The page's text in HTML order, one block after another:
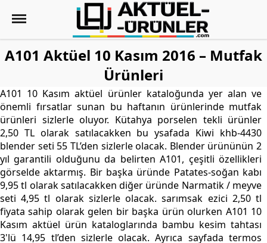
A101 Aktüel 10 Kasım 2016 – Mutfak
Ürünleri
A101 10 Kasım aktüel ürünler kataloğunda yer alan ve
önemli fırsatlar sunan bu haftanın ürünlerinde mutfak
ürünleri sizlerle oluyor. Kütahya porselen tekli ürünler
2,50 TL olarak satılacakken bu ysafada Kiwi khb-4430
blender seti 55 TL’den sizlerle olacak. Blender ürününün 2
yıl garantili olduğunu da belirten A101, çeşitli özellikleri
görselde aktarmış. Bir başka üründe Patates-soğan kabı
9,95 tl olarak satılacakken diğer üründe Narmatik / meyve
seti 4,95 tl olarak sizlerle olacak. sarımsak ezici 2,50 tl
fiyata sahip olarak gelen bir başka ürün olurken A101 10
Kasım aktüel ürün kataloglarında bambu kesim tahtası
3'lü 14,95 tl’den sizlerle olacak. Ayrıca sayfada termos